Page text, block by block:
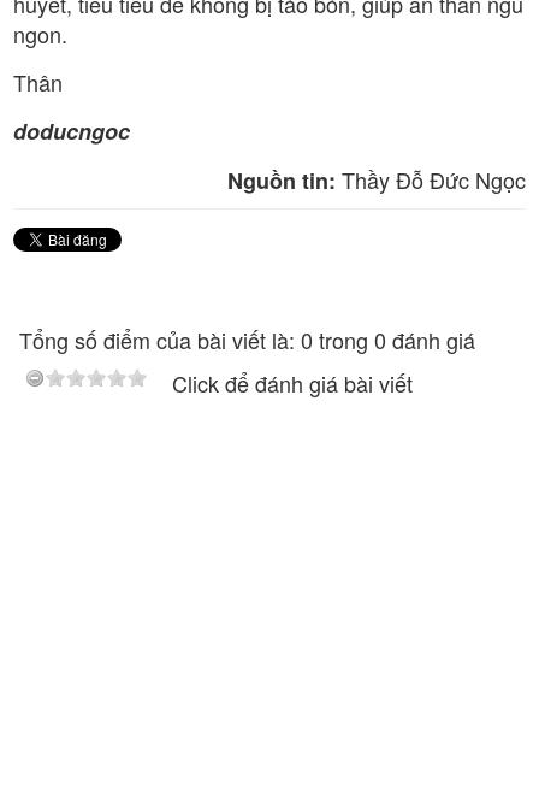
ngon.
Thân
doducngoc
Nguồn tin: Thầy Đỗ Đức Ngọc
Tổng số điểm của bài viết là: 0 trong 0 đánh giá
Click để đánh giá bài viết